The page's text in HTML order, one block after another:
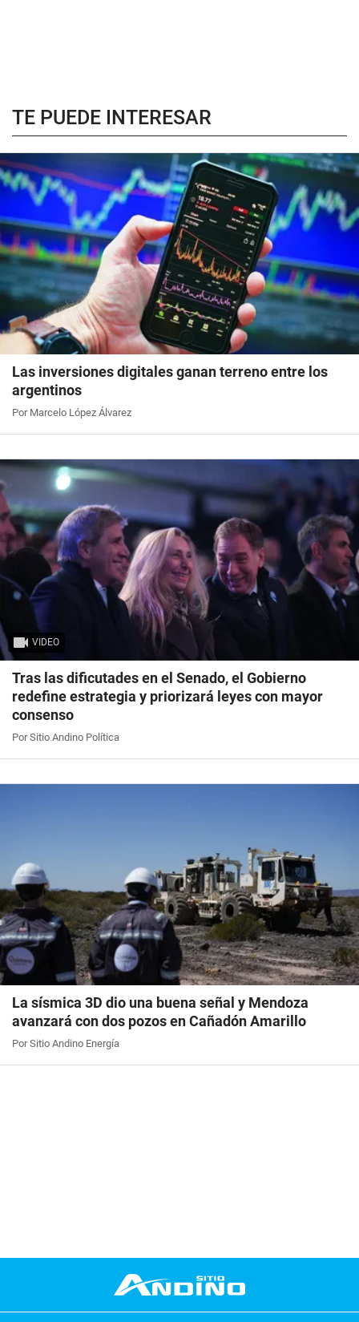
TE PUEDE INTERESAR
Las inversiones digitales ganan terreno entre los
argentinos
Por Marcelo López Álvarez
VIDEO
Tras las dificutades en el Senado, el Gobierno
redefine estrategia y priorizará leyes con mayor
consenso
Por Sitio Andino Política
La sísmica 3D dio una buena señal y Mendoza
avanzará con dos pozos en Cañadón Amarillo
Por Sitio Andino Energía